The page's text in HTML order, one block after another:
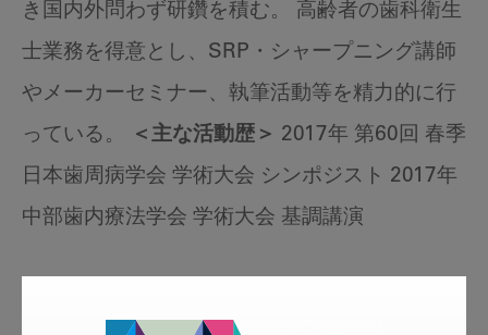
き国内外問わず研鑽を積む。 高齢者の歯科衛生
士業務を得意とし、SRP・シャープニング講師
やメーカーセミナー、執筆活動等を精力的に行
っている。
＜主な活動歴＞ 2017年 第60回 春季
日本歯周病学会 学術大会 シンポジスト 2017年
中部歯内療法学会 学術大会 基調講演